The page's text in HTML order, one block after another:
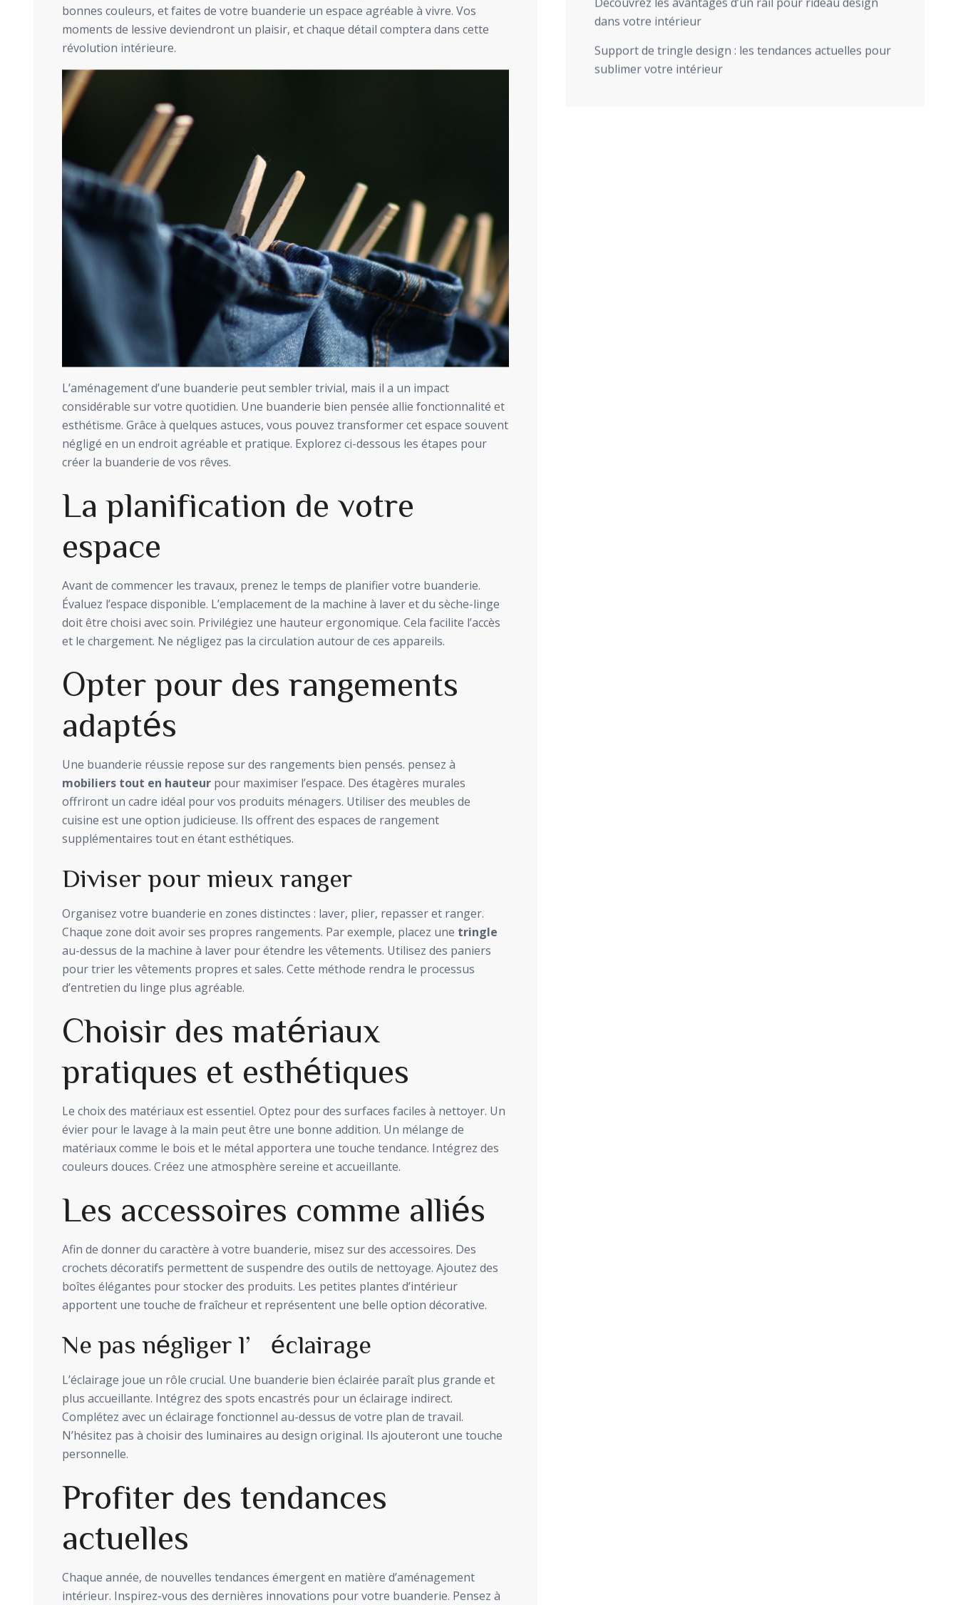
bonnes couleurs, et faites de votre buanderie un espace agréable à vivre. Vos
moments de lessive deviendront un plaisir, et chaque détail comptera dans cette
révolution intérieure.
L’aménagement d’une buanderie peut sembler trivial, mais il a un impact
considérable sur votre quotidien. Une buanderie bien pensée allie fonctionnalité et
esthétisme. Grâce à quelques astuces, vous pouvez transformer cet espace souvent
négligé en un endroit agréable et pratique. Explorez ci-dessous les étapes pour
créer la buanderie de vos rêves.
La planification de votre
espace
Avant de commencer les travaux, prenez le temps de planifier votre buanderie.
Évaluez l’espace disponible. L’emplacement de la machine à laver et du sèche-linge
doit être choisi avec soin. Privilégiez une hauteur ergonomique. Cela facilite l’accès
et le chargement. Ne négligez pas la circulation autour de ces appareils.
Opter pour des rangements
adaptés
Une buanderie réussie repose sur des rangements bien pensés. pensez à
mobiliers tout en hauteur pour maximiser l’espace. Des étagères murales
offriront un cadre idéal pour vos produits ménagers. Utiliser des meubles de
cuisine est une option judicieuse. Ils offrent des espaces de rangement
supplémentaires tout en étant esthétiques.
Diviser pour mieux ranger
Organisez votre buanderie en zones distinctes : laver, plier, repasser et ranger.
Chaque zone doit avoir ses propres rangements. Par exemple, placez une tringle
au-dessus de la machine à laver pour étendre les vêtements. Utilisez des paniers
pour trier les vêtements propres et sales. Cette méthode rendra le processus
d’entretien du linge plus agréable.
Choisir des matériaux
pratiques et esthétiques
Le choix des matériaux est essentiel. Optez pour des surfaces faciles à nettoyer. Un
évier pour le lavage à la main peut être une bonne addition. Un mélange de
matériaux comme le bois et le métal apportera une touche tendance. Intégrez des
couleurs douces. Créez une atmosphère sereine et accueillante.
Les accessoires comme alliés
Afin de donner du caractère à votre buanderie, misez sur des accessoires. Des
crochets décoratifs permettent de suspendre des outils de nettoyage. Ajoutez des
boîtes élégantes pour stocker des produits. Les petites plantes d’intérieur
apportent une touche de fraîcheur et représentent une belle option décorative.
Ne pas négliger l’éclairage
L’éclairage joue un rôle crucial. Une buanderie bien éclairée paraît plus grande et
plus accueillante. Intégrez des spots encastrés pour un éclairage indirect.
Complétez avec un éclairage fonctionnel au-dessus de votre plan de travail.
N’hésitez pas à choisir des luminaires au design original. Ils ajouteront une touche
personnelle.
Profiter des tendances
actuelles
Chaque année, de nouvelles tendances émergent en matière d’aménagement
intérieur. Inspirez-vous des dernières innovations pour votre buanderie. Pensez à
dans votre intérieur
Support de tringle design : les tendances actuelles pour
sublimer votre intérieur